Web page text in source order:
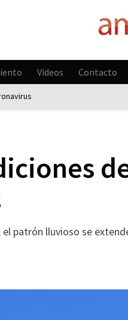
Videos Contacto
patrón lluvioso se